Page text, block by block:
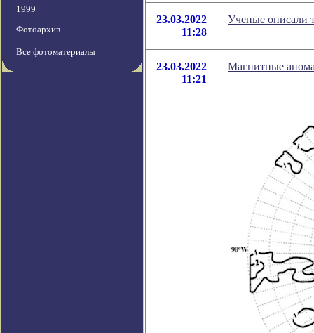
1999
Фотоархив
Все фотоматериалы
23.03.2022
11:28
Ученые описали
23.03.2022
11:21
Магнитные